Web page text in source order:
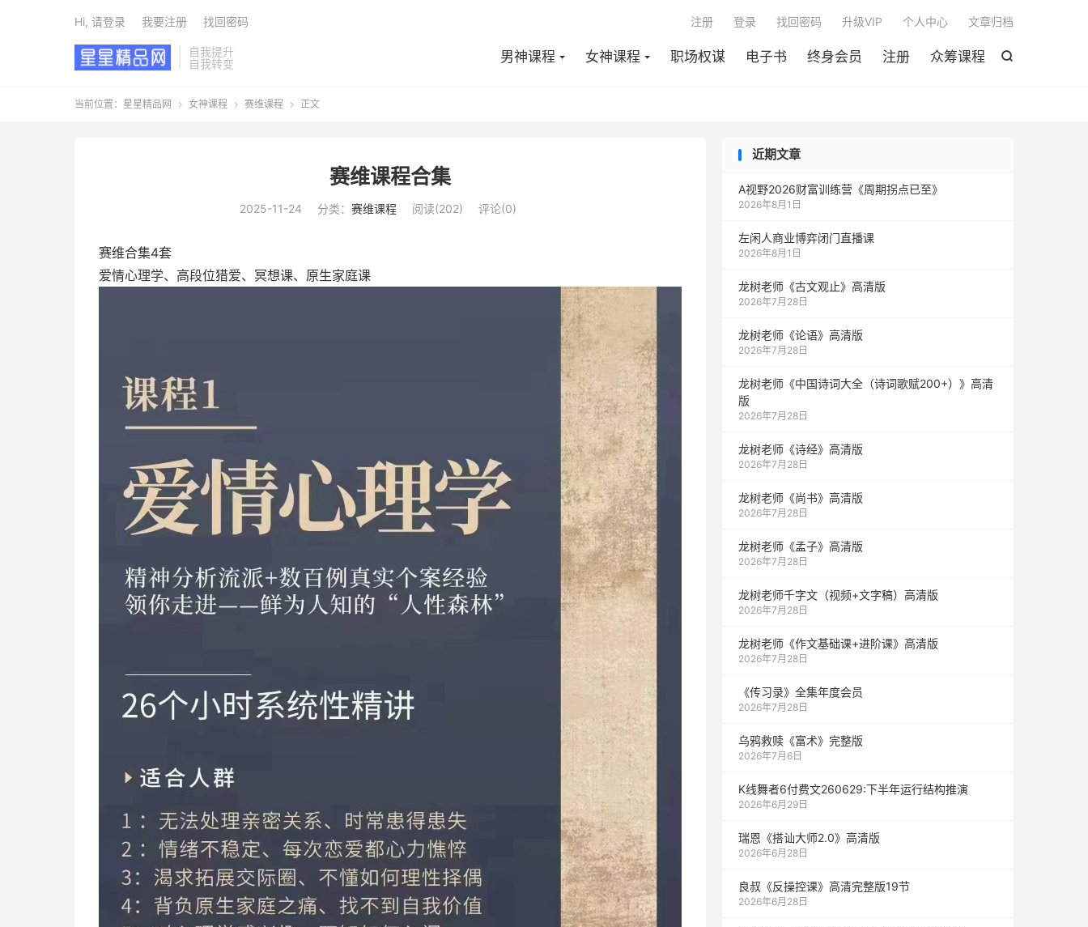
自我提升
自我转变

男神课程 女神课程 职场权谋 电子书 终身会员 注册 众筹课程
注册 登录 找回密码 升级VIP 个人中心 文章归档
Hi, 请登录 我要注册 找回密码
当前位置： 星星精品网  女神课程  赛维课程  正文
赛维课程合集
2025-11-24 分类： 赛维课程 阅读(202) 评论(0)
赛维合集4套
爱情心理学、高段位猎爱、冥想课、原生家庭课
近期文章
A视野2026财富训练营《周期拐点已至》
2026年8月1日
左闲人商业博弈闭门直播课
2026年8月1日
龙树老师《古文观止》高清版
2026年7月28日
龙树老师《论语》高清版
2026年7月28日
龙树老师《中国诗词大全（诗词歌赋200+）》高清
版
2026年7月28日
龙树老师《诗经》高清版
2026年7月28日
龙树老师《尚书》高清版
2026年7月28日
龙树老师《孟子》高清版
2026年7月28日
龙树老师千字文（视频+文字稿）高清版
2026年7月28日
龙树老师《作文基础课+进阶课》高清版
2026年7月28日
《传习录》全集年度会员
2026年7月28日
乌鸦救赎《富术》完整版
2026年7月6日
K线舞者6付费文260629:下半年运行结构推演
2026年6月29日
瑞恩《搭讪大师2.0》高清版
2026年6月28日
良叔《反操控课》高清完整版19节
2026年6月28日